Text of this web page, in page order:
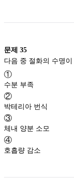
문제 35
①
수분 부족
②
박테리아 번식
③
체내 양분 소모
④
호흡량 감소